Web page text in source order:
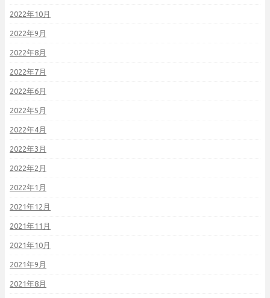
2022年10月
2022年9月
2022年8月
2022年7月
2022年6月
2022年5月
2022年4月
2022年3月
2022年2月
2022年1月
2021年12月
2021年11月
2021年10月
2021年9月
2021年8月